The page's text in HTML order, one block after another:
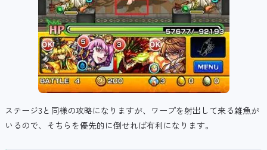
ステージ3と同様の攻略になりますが、ワープを射出して来る雑魚が
いるので、そちらを優先的に倒せれば有利になります。